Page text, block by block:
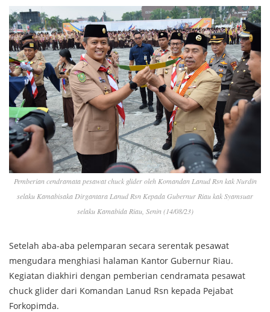
Pemberian cendramata pesawat chuck glider oleh Komandan Lanud Rsn kak Nurdin
selaku Kamabisaka Dirgantara Lanud Rsn Kepada Gubernur Riau kak Syamsuar
selaku Kamabida Riau, Senin (14/08/23)
Setelah aba-aba pelemparan secara serentak pesawat
mengudara menghiasi halaman Kantor Gubernur Riau.
Kegiatan diakhiri dengan pemberian cendramata pesawat
chuck glider dari Komandan Lanud Rsn kepada Pejabat
Forkopimda.